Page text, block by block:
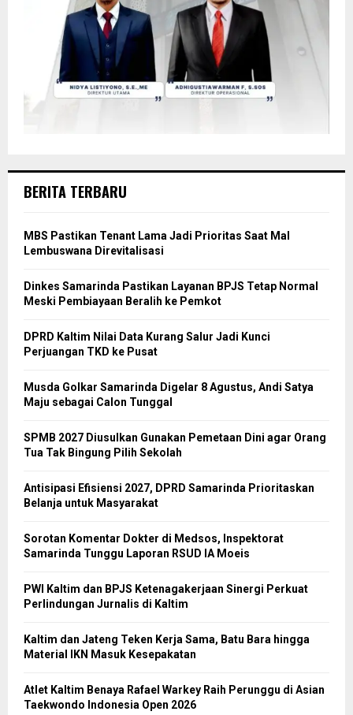
BERITA TERBARU
MBS Pastikan Tenant Lama Jadi Prioritas Saat Mal
Lembuswana Direvitalisasi
Dinkes Samarinda Pastikan Layanan BPJS Tetap Normal
Meski Pembiayaan Beralih ke Pemkot
DPRD Kaltim Nilai Data Kurang Salur Jadi Kunci
Perjuangan TKD ke Pusat
Musda Golkar Samarinda Digelar 8 Agustus, Andi Satya
Maju sebagai Calon Tunggal
SPMB 2027 Diusulkan Gunakan Pemetaan Dini agar Orang
Tua Tak Bingung Pilih Sekolah
Antisipasi Efisiensi 2027, DPRD Samarinda Prioritaskan
Belanja untuk Masyarakat
Sorotan Komentar Dokter di Medsos, Inspektorat
Samarinda Tunggu Laporan RSUD IA Moeis
PWI Kaltim dan BPJS Ketenagakerjaan Sinergi Perkuat
Perlindungan Jurnalis di Kaltim
Kaltim dan Jateng Teken Kerja Sama, Batu Bara hingga
Material IKN Masuk Kesepakatan
Atlet Kaltim Benaya Rafael Warkey Raih Perunggu di Asian
Taekwondo Indonesia Open 2026